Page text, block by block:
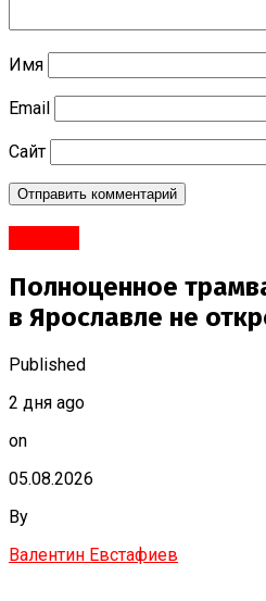
Имя
Email
Сайт
Полноценное
в Ярославле не
Published
2 дня ago
on
05.08.2026
By
Валентин Евстафиев